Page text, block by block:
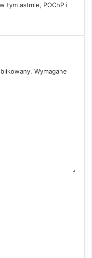
tym astmie, POChP i
Wymagane